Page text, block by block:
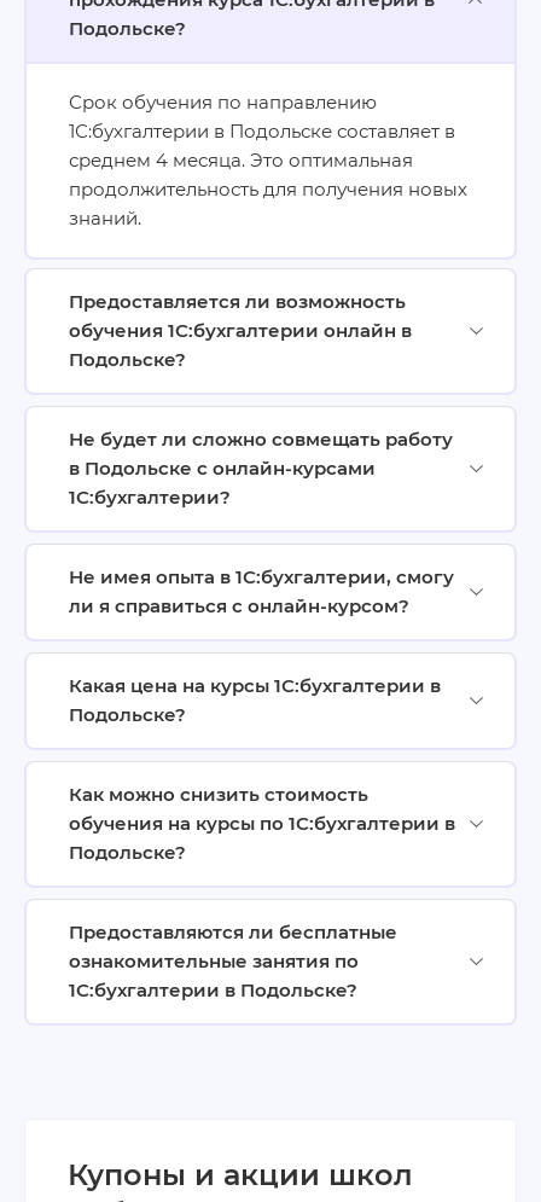
Подольске?
Срок обучения по направлению
1С:бухгалтерии в Подольске составляет в
среднем 4 месяца. Это оптимальная
продолжительность для получения новых
знаний.
Предоставляется ли возможность
обучения 1С:бухгалтерии онлайн в
Подольске?
Не будет ли сложно совмещать работу
в Подольске с онлайн-курсами
1С:бухгалтерии?
Не имея опыта в 1С:бухгалтерии, смогу
ли я справиться с онлайн-курсом?
Какая цена на курсы 1С:бухгалтерии в
Подольске?
Как можно снизить стоимость
обучения на курсы по 1С:бухгалтерии в
Подольске?
Предоставляются ли бесплатные
ознакомительные занятия по
1С:бухгалтерии в Подольске?
Купоны и акции школ